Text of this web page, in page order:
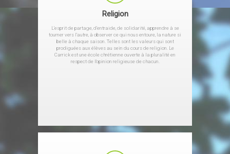
Religion
L’esprit de partage, d’entraide, de solidarité, apprendre à se
tourner vers l’autre, à observer ce qui nous entoure, la nature si
belle à chaque saison. Telles sont les valeurs qui sont
prodiguées aux élèves au sein du cours de religion. Le
Carrick est une école chrétienne ouverte à la pluralité en
respect de l’opinion religieuse de chacun.